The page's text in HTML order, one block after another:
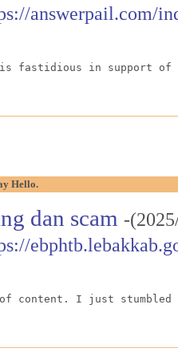
answerpail.com/
fastidious in support of
Hello.
dan scam -
of content. I just